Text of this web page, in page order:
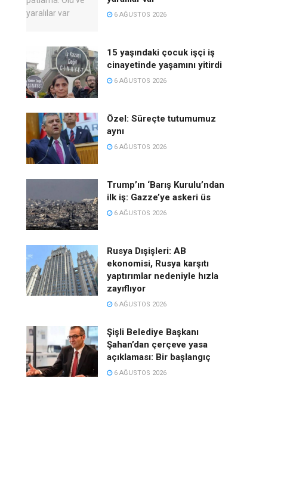
6 AĞUSTOS 2026
15 yaşındaki çocuk işçi iş
cinayetinde yaşamını yitirdi
6 AĞUSTOS 2026
Özel: Süreçte tutumumuz
aynı
6 AĞUSTOS 2026
Trump’ın ‘Barış Kurulu’ndan
ilk iş: Gazze’ye askeri üs
6 AĞUSTOS 2026
Rusya Dışişleri: AB
ekonomisi, Rusya karşıtı
yaptırımlar nedeniyle hızla
zayıflıyor
6 AĞUSTOS 2026
Şişli Belediye Başkanı
Şahan’dan çerçeve yasa
açıklaması: Bir başlangıç
6 AĞUSTOS 2026